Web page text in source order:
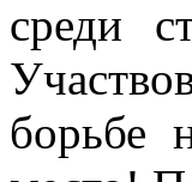
среди
борьбе